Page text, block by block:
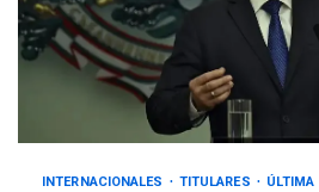
INTERNACIONALES TITULARES ÚLTIMA